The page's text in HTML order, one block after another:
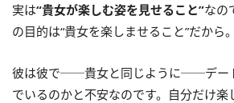
実は“貴女が楽しむ姿を見せること”なの
の目的は“貴女を楽しませること”だから。
彼は彼で──貴女と同じように──デー
でいるのかと不安なのです。自分だけ楽